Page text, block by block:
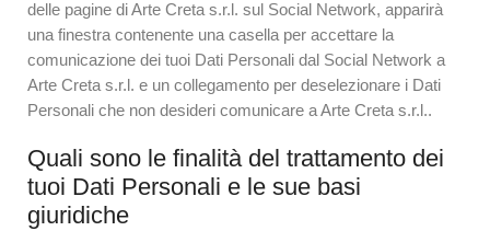
delle pagine di Arte Creta s.r.l. sul Social Network, apparirà
una finestra contenente una casella per accettare la
comunicazione dei tuoi Dati Personali dal Social Network a
Arte Creta s.r.l. e un collegamento per deselezionare i Dati
Personali che non desideri comunicare a Arte Creta s.r.l..
Quali sono le finalità del trattamento dei
tuoi Dati Personali e le sue basi
giuridiche